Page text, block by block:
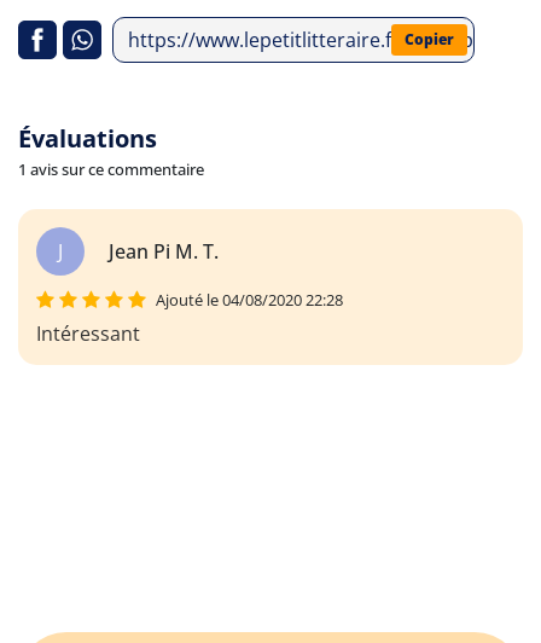
https://www.lepetitlitteraire.fr/index.php/
Copier
Évaluations
1 avis sur ce commentaire
J Jean Pi M. T.
Ajouté le 04/08/2020 22:28
Intéressant